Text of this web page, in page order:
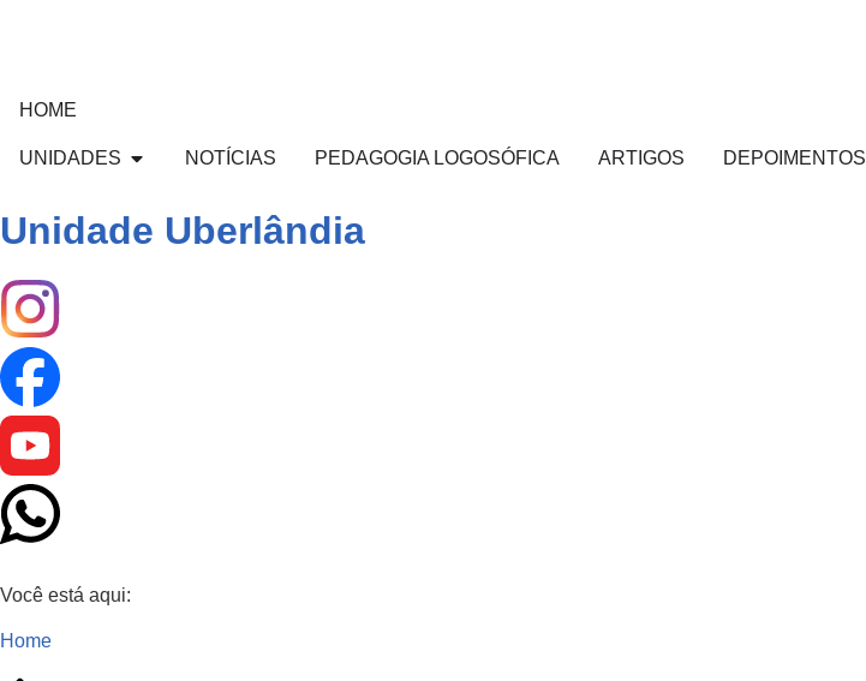
HOME
UNIDADES NOTÍCIAS PEDAGOGIA LOGOSÓFICA ARTIGOS DEPOIMENTOS
Unidade Uberlândia
Você está aqui:
Home